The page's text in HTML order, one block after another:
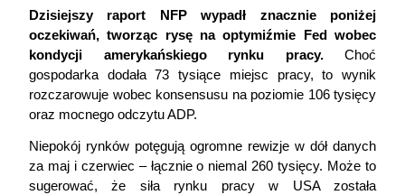
Dzisiejszy raport NFP wypadł znacznie poniżej
oczekiwań, tworząc rysę na optymiźmie Fed wobec
kondycji amerykańskiego rynku pracy. Choć
gospodarka dodała 73 tysiące miejsc pracy, to wynik
rozczarowuje wobec konsensusu na poziomie 106 tysięcy
oraz mocnego odczytu ADP.
Niepokój rynków potęgują ogromne rewizje w dół danych
za maj i czerwiec – łącznie o niemal 260 tysięcy. Może to
sugerować, że siła rynku pracy w USA została